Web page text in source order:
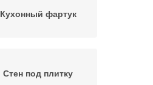
Кухонный фартук
Стен под плитку